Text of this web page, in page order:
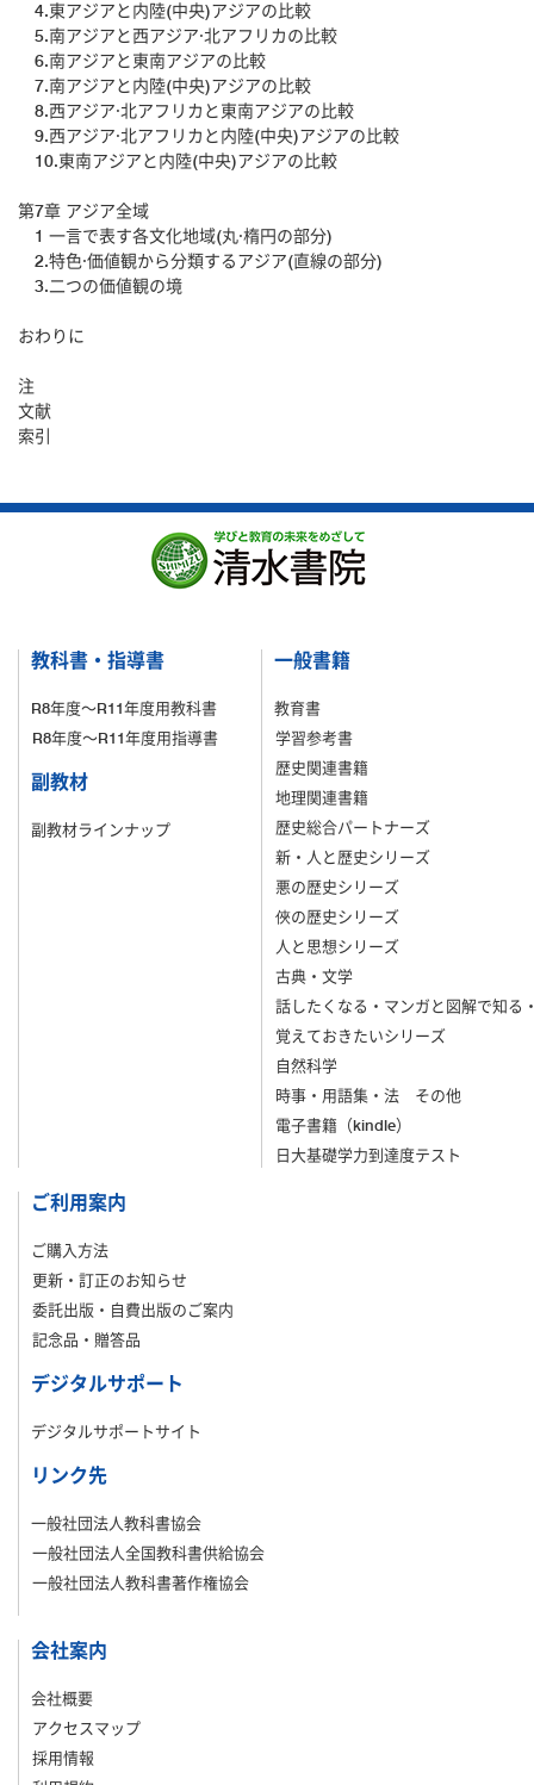
4.東アジアと内陸(中央)アジアの比較
5.南アジアと西アジア·北アフリカの比較
6.南アジアと東南アジアの比較
7.南アジアと内陸(中央)アジアの比較
8.西アジア·北アフリカと東南アジアの比較
9.西アジア·北アフリカと内陸(中央)アジアの比較
10.東南アジアと内陸(中央)アジアの比較
第7章 アジア全域
1 一言で表す各文化地域(丸·楕円の部分)
2.特色·価値観から分類するアジア(直線の部分)
3.二つの価値観の境
おわりに
注
文献
索引
教科書・指導書
R8年度～R11年度用教科書
R8年度～R11年度用指導書
副教材
副教材ラインナップ
一般書籍
教育書
学習参考書
歴史関連書籍
地理関連書籍
歴史総合パートナーズ
新・人と歴史シリーズ
悪の歴史シリーズ
俠の歴史シリーズ
人と思想シリーズ
古典・文学
話したくなる・マンガと図解で知る
覚えておきたいシリーズ
自然科学
時事・用語集・法 その他
電子書籍（kindle）
日大基礎学力到達度テスト
ご利用案内
ご購入方法
更新・訂正のお知らせ
委託出版・自費出版のご案内
記念品・贈答品
デジタルサポート
デジタルサポートサイト
リンク先
一般社団法人教科書協会
一般社団法人全国教科書供給協会
一般社団法人教科書著作権協会
会社案内
会社概要
アクセスマップ
採用情報